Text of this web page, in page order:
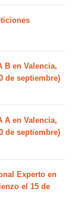
B en Valencia,
de septiembre)
A en Valencia,
de septiembre)
Experto en
el 15 de